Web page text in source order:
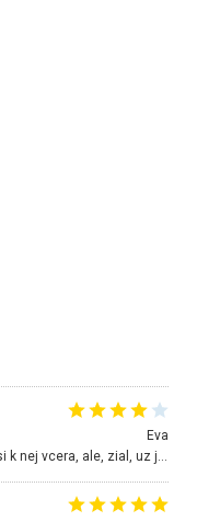
Eva